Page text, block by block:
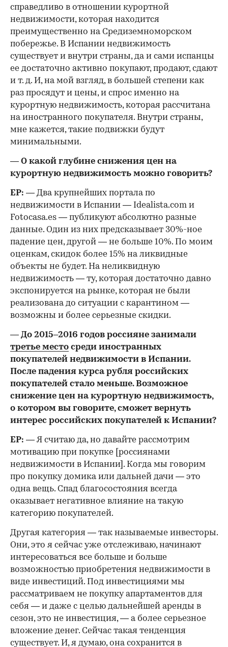
справедливо в отношении курортной
недвижимости, которая находится
преимущественно на Средиземноморском
побережье. В Испании недвижимость
существует и внутри страны, да и сами испанцы
ее достаточно активно покупают, продают, сдают
и т. д. И, на мой взгляд, в большей степени как
раз просядут и цены, и спрос именно на
курортную недвижимость, которая рассчитана
на иностранного покупателя. Внутри страны,
мне кажется, такие подвижки будут
минимальными.
— О какой глубине снижения цен на
курортную недвижимость можно говорить?
ЕР: — Два крупнейших портала по
недвижимости в Испании — Idealista.com и
Fotocasa.es — публикуют абсолютно разные
данные. Один из них предсказывает 30%-ное
падение цен, другой — не больше 10%. По моим
оценкам, скидок более 15% на ликвидные
объекты не будет. На неликвидную
недвижимость — ту, которая достаточно давно
экспонируется на рынке, которая не были
реализована до ситуации с карантином —
возможны и более серьезные скидки.
— До 2015–2016 годов россияне занимали
третье место среди иностранных
покупателей недвижимости в Испании.
После падения курса рубля российских
покупателей стало меньше. Возможное
снижение цен на курортную недвижимость,
о котором вы говорите, сможет вернуть
интерес российских покупателей к Испании?
ЕР: — Я считаю да, но давайте рассмотрим
мотивацию при покупке [россиянами
недвижимости в Испании]. Когда мы говорим
про покупку домика или дальней дачи — это
одна вещь. Спад благосостояния всегда
оказывает негативное влияние на такую
категорию покупателей.
Другая категория — так называемые инвесторы.
Они, это я сейчас уже отслеживаю, начинают
интересоваться все больше и больше
возможностью приобретения недвижимости в
виде инвестиций. Под инвестициями мы
рассматриваем не покупку апартаментов для
себя — и даже с целью дальнейшей аренды в
сезон, это не инвестиция, — а более серьезное
вложение денег. Сейчас такая тенденция
существует. И, я думаю, она сохранится в